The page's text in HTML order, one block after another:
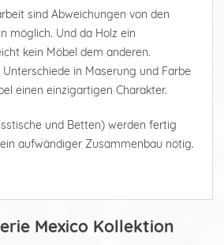
sind Abweichungen von den
möglich. Und da Holz ein
kein Möbel dem anderen.
in Maserung und Farbe
einen einzigartigen Charakter.
und Betten) werden fertig
aufwändiger Zusammenbau nötig.
Mexico Kollektion